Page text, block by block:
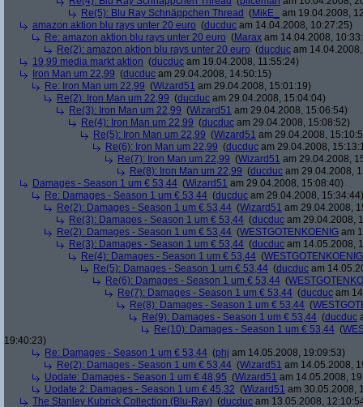
Re(5): Blu Ray Schnäppchen Thread (MikE_
am 19.04.2008,
amazon aktion blu rays unter 20 euro (ducduc am 14.04.2008, 10:27:25)
Re: amazon aktion blu rays unter 20 euro (Marax am 14.04.2008,
Re(2): amazon aktion blu rays unter 20 euro (ducduc am
19,99 media markt aktion (ducduc am 19.04.2008, 11:55:24)
Iron Man um 22,99 (ducduc am 29.04.2008, 14:50:15)
Re: Iron Man um 22,99 (Wizard51 am 29.04.2008, 15:01:19)
Re(2): Iron Man um 22,99 (ducduc am 29.04.2008, 15:04:04)
Re(3): Iron Man um 22,99 (Wizard51 am 29.04.2008, 15:06:54)
Re(4): Iron Man um 22,99 (ducduc am 29.04.2008, 15:08:52)
Re(5): Iron Man um 22,99 (Wizard51 am 29.04.2008,
Re(6): Iron Man um 22,99 (ducduc am 29.04.2008,
Re(7): Iron Man um 22,99 (Wizard51 am 29.04.2008,
Re(8): Iron Man um 22,99 (ducduc am 29.04.2008,
Damages - Season 1 um € 53,44 (Wizard51 am 29.04.2008, 15:08:40)
Re: Damages - Season 1 um € 53,44 (ducduc am 29.04.2008, 15:34:44)
Re(2): Damages - Season 1 um € 53,44 (Wizard51 am 29.04.2008,
Re(3): Damages - Season 1 um € 53,44 (ducduc am 29.04.2008,
Re(2): Damages - Season 1 um € 53,44 (WESTGOTENKOENIG am
Re(3): Damages - Season 1 um € 53,44 (ducduc am 14.05.2008,
Re(4): Damages - Season 1 um € 53,44 (WESTGOTENKOENIG
Re(5): Damages - Season 1 um € 53,44 (ducduc am
Re(6): Damages - Season 1 um € 53,44 (
Re(7): Damages - Season 1 um € 53,44 (ducduc am
Re(8): Damages - Season 1 um € 53,44 (
Re(9): Damages - Season 1 um € 53,44 (ducduc
Re(10): Damages - Season 1 um € 53,44 (
19:40:23)
Re: Damages - Season 1 um € 53,44 (phj am 14.05.2008, 19:09:53)
Re(2): Damages - Season 1 um € 53,44 (Wizard51 am 14.05.2008,
Update: Damages - Season 1 um € 48,95 (Wizard51 am 14.05.2008,
Update 2: Damages - Season 1 um € 45,32 (Wizard51 am 30.05.2008,
The Stanley Kubrick Collection (Blu-Ray) (ducduc am 13.05.2008,